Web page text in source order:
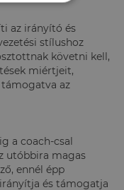
az irányító és
stílushoz
követni kell,
miértjeit,
az
a coach-csal
utóbbira magas
ennél épp
és támogatja